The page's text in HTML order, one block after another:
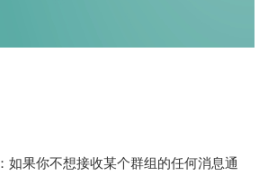
：如果你不想接收某个群组的任何消息通